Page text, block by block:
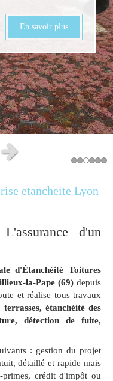
En savoir plus
Slide suivant
etancheite Lyon
L'assurance d'un
d'Étanchéité Toitures
la-Pape (69) depuis
et réalise tous travaux
étanchéité des
détection de fuite,
: gestion du projet
détaillé et rapide mais
crédit d'impôt ou